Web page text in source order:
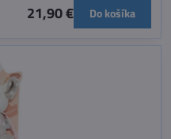
21,90 € Do košíka